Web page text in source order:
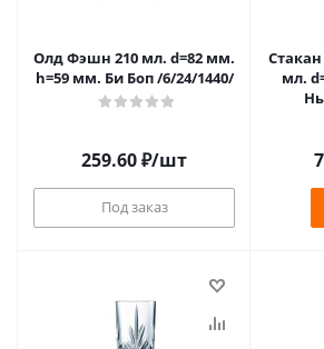
Олд Фэшн 210 мл. d=82 мм.
h=59 мм. Би Боп /6/24/1440/
259.60₽/шт
Под заказ
мл.